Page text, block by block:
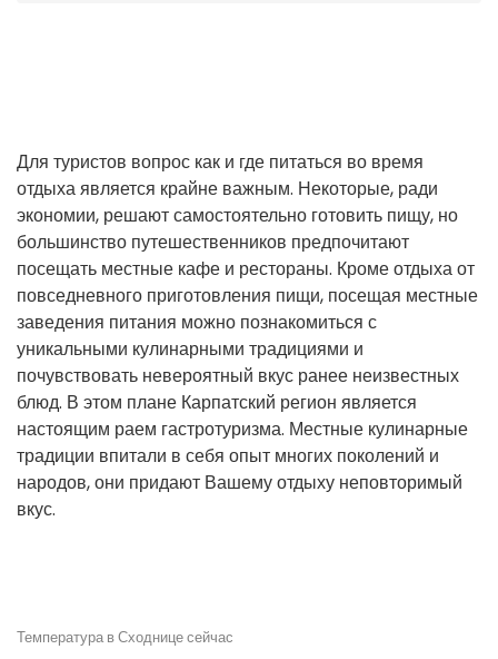
Для туристов вопрос как и где питаться во время
отдыха является крайне важным. Некоторые, ради
экономии, решают самостоятельно готовить пищу, но
большинство путешественников предпочитают
посещать местные кафе и рестораны. Кроме отдыха от
повседневного приготовления пищи, посещая местные
заведения питания можно познакомиться с
уникальными кулинарными традициями и
почувствовать невероятный вкус ранее неизвестных
блюд. В этом плане Карпатский регион является
настоящим раем гастротуризма. Местные кулинарные
традиции впитали в себя опыт многих поколений и
народов, они придают Вашему отдыху неповторимый
вкус.
Температура в Сходнице сейчас